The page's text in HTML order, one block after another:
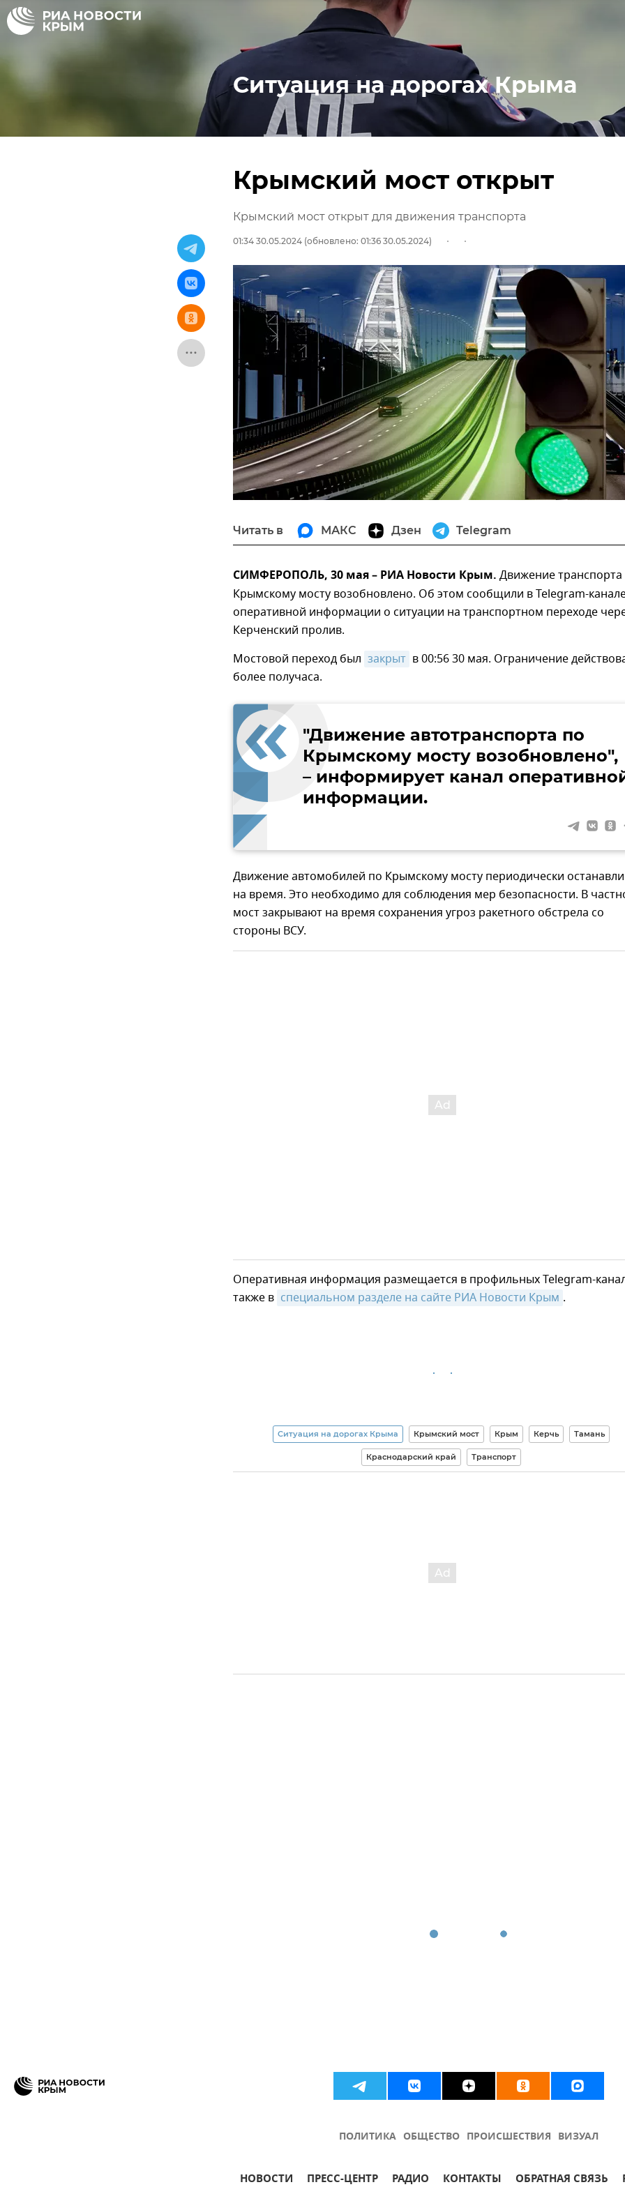
Ситуация на дорогах Крыма
Крымский мост открыт
Крымский мост открыт для движения транспорта
01:34 30.05.2024 (обновлено: 01:36 30.05.2024)
Читать в МАКС Дзен Telegram
СИМФЕРОПОЛЬ, 30 мая – РИА Новости Крым. Движение транспорта
Крымскому мосту возобновлено. Об этом сообщили в Telegram-
оперативной информации о ситуации на транспортном переходе
Керченский пролив.
Мостовой переход был закрыт в 00:56 30 мая. Ограничение
более получаса.
"Движение автотранспорта по
Крымскому мосту возобновлено",
– информирует канал
информации.
Движение автомобилей по Крымскому мосту периодически
на время. Это необходимо для соблюдения мер безопасности. В
мост закрывают на время сохранения угроз ракетного обстрела со
стороны ВСУ.
Оперативная информация размещается в профильных Telegram-
также в специальном разделе на сайте РИА Новости Крым .
Ситуация на дорогах Крыма Крымский мост Крым Керчь Тамань
Краснодарский край Транспорт
ПОЛИТИКА ОБЩЕСТВО ПРОИСШЕСТВИЯ ВИЗУАЛ
НОВОСТИ ПРЕСС-ЦЕНТР РАДИО КОНТАКТЫ ОБРАТНАЯ СВЯЗЬ